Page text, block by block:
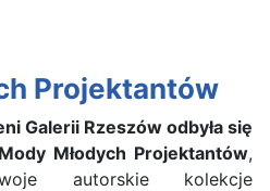
Projektantów
Galerii Rzeszów odbyła się
Młodych Projektantów,
autorskie kolekcje